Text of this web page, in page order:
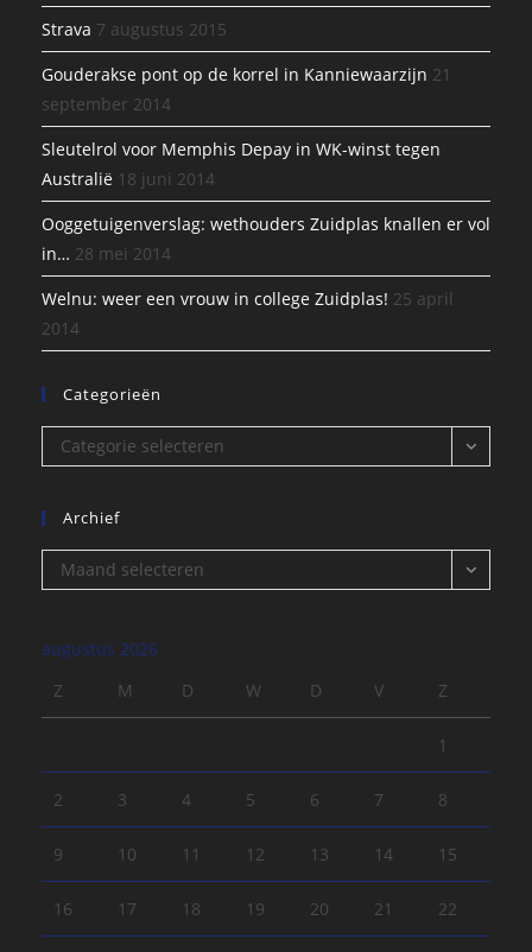
Strava 7 augustus 2015
Gouderakse pont op de korrel in Kanniewaarzijn 21
september 2014
Sleutelrol voor Memphis Depay in WK-winst tegen
Australië 18 juni 2014
Ooggetuigenverslag: wethouders Zuidplas knallen er vol
in… 28 mei 2014
Welnu: weer een vrouw in college Zuidplas! 25 april
2014
Categorieën
Categorieën
Categorie selecteren
Archief
Archief
Maand selecteren
augustus 2026
Z
M D W D V Z
1
2 3 4 5 6 7 8
9 10 11 12 13 14 15
16 17 18 19 20 21 22